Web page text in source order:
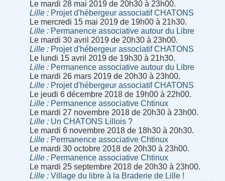
Le mardi 28 mai 2019 de 20h30 à 23h00.
Lille
Projet d'hébergeur associatif CHATONS
Le mercredi 15 mai 2019 de 19h00 à 21h30.
Lille
Permanence associative autour du Libre
Le mardi 30 avril 2019 de 20h30 à 23h00.
Lille
Projet d'hébergeur associatif CHATONS
Le lundi 15 avril 2019 de 19h30 à 21h30.
Lille
Permanence associative autour du Libre
Le mardi 26 mars 2019 de 20h30 à 23h00.
Lille
Projet d'hébergeur associatif CHATONS
Le jeudi 6 décembre 2018 de 19h00 à 22h00.
Lille
Permanence associative Chtinux
Le mardi 27 novembre 2018 de 20h30 à 23h00.
Lille
Un CHATONS Lillois ?
Le mardi 6 novembre 2018 de 18h30 à 20h30.
Lille
Permanence associative Chtinux
Le mardi 30 octobre 2018 de 20h30 à 23h00.
Lille
Permanence associative Chtinux
Le mardi 25 septembre 2018 de 20h30 à 23h00.
Lille
Village du libre à la Braderie de Lille !